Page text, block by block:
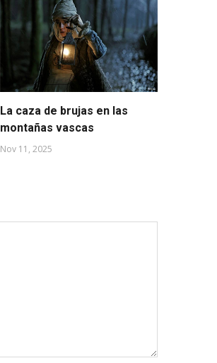
La caza de brujas en las
montañas vascas
Nov 11, 2025